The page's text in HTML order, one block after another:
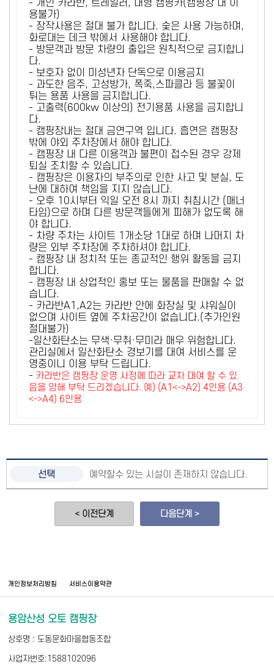
- 개인 카라반, 트레일러, 대형 캠핑카(캠핑장 내 이
용불가)
- 장작사용은 절대 불가 합니다. 숯은 사용 가능하며,
화로대는 데크 밖에서 사용해야 합니다.
- 방문객과 방문 차량의 출입은 원칙적으로 금지합니
다.
- 보호자 없이 미성년자 단독으로 이용금지
- 과도한 음주, 고성방가, 폭죽,스파클라 등 불꽃이
튀는 용품 사용을 금지합니다.
- 고출력(600kw 이상의) 전기용품 사용을 금지합니
다.
- 캠핑장내는 절대 금연구역 입니다. 흡연은 캠핑장
밖에 야외 주차장에서 해야 합니다.
- 캠핑장 내 다른 이용객과 불편이 접수된 경우 강제
퇴실 조치할 수 있습니다.
- 캠핑장은 이용자의 부주의로 인한 사고 및 분실, 도
난에 대하여 책임을 지지 않습니다.
- 오후 10시부터 익일 오전 8시 까지 취침시간 (매너
타임)으로 하며 다른 방문객들에게 피해가 없도록 해
야 합니다.
- 차량 주차는 사이트 1개소당 1대로 하며 나머지 차
량은 외부 주차장에 주차하셔야 합니다.
- 캠핑장 내 정치적 또는 종교적인 행위 활동을 금지
합니다.
- 캠핑장 내 상업적인 홍보 또는 물품을 판매할 수 없
습니다.
- 카라반A1,A2는 카라반 안에 화장실 및 샤워실이
없으며 사이트 옆에 주차공간이 없습니다.(추가인원
절대불가)
-일산화탄소는 무색·무취·무미라 매우 위험합니다.
관리실에서 일산화탄소 경보기를 대여 서비스를 운
영중이니 이용 부탁 드립니다.
- 카라반은 캠핑장 운영 사정에 따라 교차 대여 할 수 있
음을 양해 부탁 드리겠습니다. 예) (A1<->A2) 4인용 (A3
<->A4) 6인용
예약할수 있는 시설이 존재하지 않습니다.
< 이전단계 다음단계 >
개인정보처리방침 서비스이용약관
용암산성 오토 캠핑장
상호명 : 도동문화마을협동조합
사업자번호:1588102096